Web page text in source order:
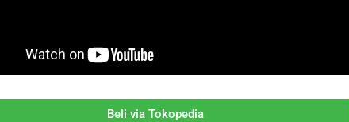
Beli via Tokopedia